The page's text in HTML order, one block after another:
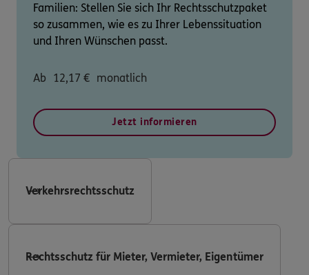
Familien: Stellen Sie sich Ihr Rechtsschutzpaket
so zusammen, wie es zu Ihrer Lebenssituation
und Ihren Wünschen passt.
Ab 12,17 € monatlich
Jetzt informieren
Verkehrsrechtsschutz
Rechtsschutz für Mieter, Vermieter, Eigentümer